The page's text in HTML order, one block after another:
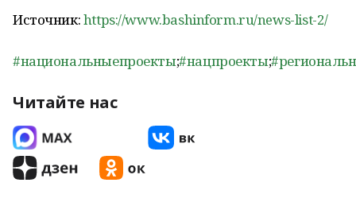
Источник:https://www.bashinform.ru/news-list-2/
#национальныепроекты;#нацпроекты;
Читайте нас